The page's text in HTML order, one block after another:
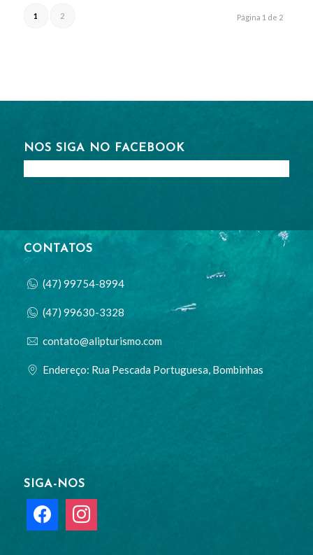
Página 1 de 2
1 2
NOS SIGA NO FACEBOOK
CONTATOS
(47) 99754-8994
(47) 99630-3328
contato@alipturismo.com
Endereço: Rua Pescada Portuguesa, Bombinhas
SIGA-NOS